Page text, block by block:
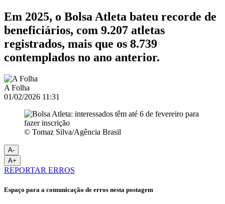
Em 2025, o Bolsa Atleta bateu recorde de
beneficiários, com 9.207 atletas
registrados, mais que os 8.739
contemplados no ano anterior.
A Folha
01/02/2026 11:31
© Tomaz Silva/Agência Brasil
A-
A+
REPORTAR ERROS
Espaço para a comunicação de erros nesta postagem